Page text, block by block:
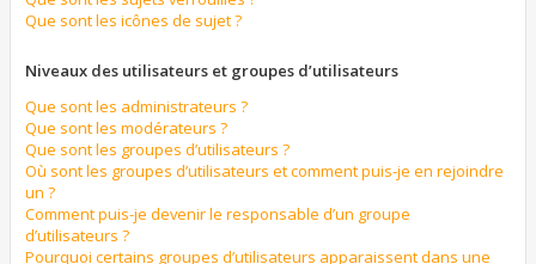
Que sont les icônes de sujet ?
Niveaux des utilisateurs et groupes d’utilisateurs
Que sont les administrateurs ?
Que sont les modérateurs ?
Que sont les groupes d’utilisateurs ?
Où sont les groupes d’utilisateurs et comment puis-je en rejoindre
un ?
Comment puis-je devenir le responsable d’un groupe
d’utilisateurs ?
Pourquoi certains groupes d’utilisateurs apparaissent dans une